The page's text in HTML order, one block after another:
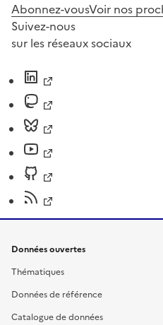
Abonnez-vousVoir nos
Suivez-nous
sur les réseaux sociaux
Données ouvertes
Thématiques
Données de référence
Catalogue de données